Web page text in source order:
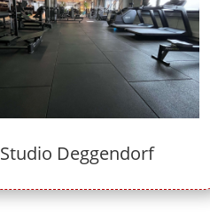
Studio Deggendorf